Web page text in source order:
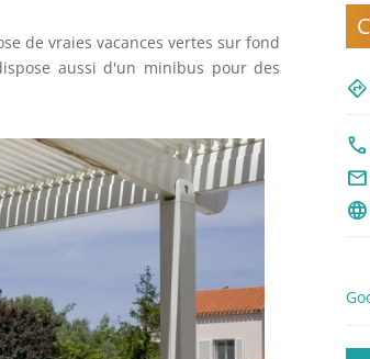
de vraies vacances vertes sur fond
aussi d'un minibus pour des
directions
call
mail
language